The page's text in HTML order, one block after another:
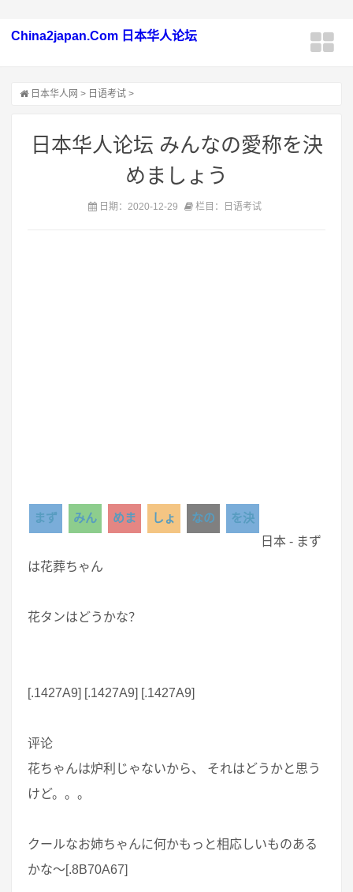
China2japan.Com 日本华人论坛
日本华人网 > 日语考试 >
日本华人论坛 みんなの愛称を決
めましょう
日期：2020-12-29 栏目：日语考试
まず みん めま しょ なの
を決
日本 - まず
は花葬ちゃん
花タンはどうかな？
[.1427A9] [.1427A9] [.1427A9]
评论
花ちゃんは炉利じゃないから、 それはどうかと思う
けど。。。
クールなお姉ちゃんに何かもっと相応しいものある
かな～[.8B70A67]